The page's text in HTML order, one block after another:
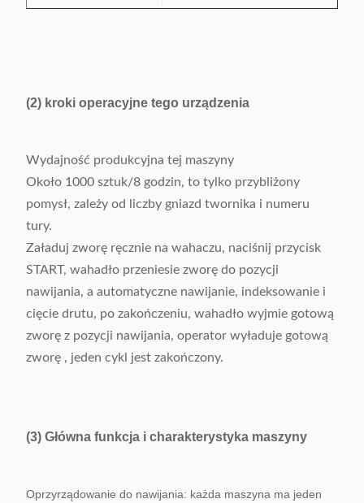
(2) kroki operacyjne tego urządzenia
Wydajność produkcyjna tej maszyny
Około 1000 sztuk/8 godzin, to tylko przybliżony
pomysł, zależy od liczby gniazd twornika i numeru
tury.
Załaduj zworę ręcznie na wahaczu, naciśnij przycisk
START, wahadło przeniesie zworę do pozycji
nawijania, a automatyczne nawijanie, indeksowanie i
cięcie drutu, po zakończeniu, wahadło wyjmie gotową
zworę z pozycji nawijania, operator wyładuje gotową
zworę , jeden cykl jest zakończony.
(3) Główna funkcja i charakterystyka maszyny
Oprzyrządowanie do nawijania: każda maszyna ma jeden